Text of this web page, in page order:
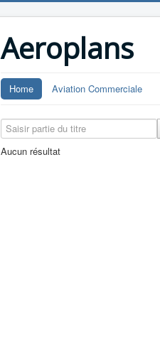
Aeroplans
Home Aviation Commerciale
Saisir partie du titre
Aucun résultat